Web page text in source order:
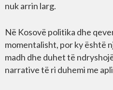
nuk arrin larg.
Në Kosovë politika dhe
momentalisht, por ky është
madh dhe duhet të
narrative të ri duhemi me